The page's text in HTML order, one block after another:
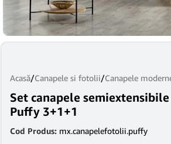
Acasă/Canapele si fotolii/Canapele
Set canapele
Puffy 3+1+1
Cod Produs: mx.canapelefotolii.puffy